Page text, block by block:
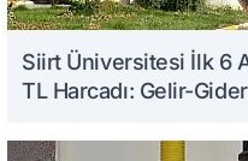
Siirt Üniversitesi İlk 6
TL Harcadı: Gelir-